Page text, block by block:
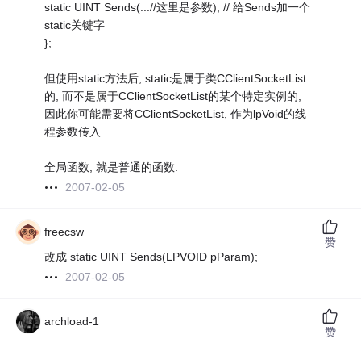
static UINT Sends(...//这里是参数); // 给Sends加一个
static关键字
};
但使用static方法后, static是属于类CClientSocketList
的, 而不是属于CClientSocketList的某个特定实例的,
因此你可能需要将CClientSocketList, 作为lpVoid的线
程参数传入
全局函数, 就是普通的函数.
2007-02-05
freecsw
改成 static UINT Sends(LPVOID pParam);
2007-02-05
赞
archload-1
赞